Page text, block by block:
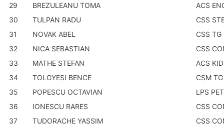
29
BREZULEANU TOMA
ACS
30
TULPAN RADU
CSS
31
NOVAK ABEL
CSS TG
32
NICA SEBASTIAN
CSS
33
MATHE STEFAN
ACS
34
TOLGYESI BENCE
CSM
35
POPESCU OCTAVIAN
LPS
36
IONESCU RARES
CSS
37
TUDORACHE YASSIM
CSS